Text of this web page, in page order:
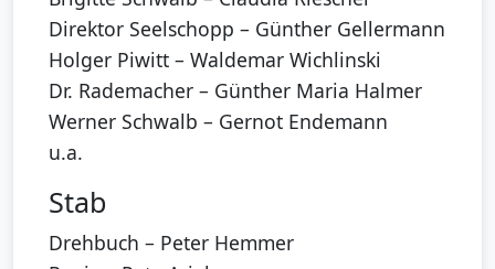
Direktor Seelschopp – Günther Gellermann
Holger Piwitt – Waldemar Wichlinski
Dr. Rademacher – Günther Maria Halmer
Werner Schwalb – Gernot Endemann
u.a.
Stab
Drehbuch – Peter Hemmer